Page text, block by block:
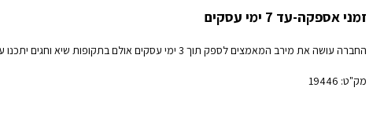
זמני אספקה-עד 7 ימי עסקים
החברה עושה את מירב המאמצים לספק תוך 3 ימי עסקים אולם בתקופות שיא וחגים יתכנו עיכובים אנא קבלו זאת בהבנה והכלה.
מק"ט: 19446